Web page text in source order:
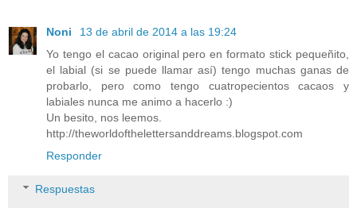
Noni
13 de abril de 2014 a las 19:24
Yo tengo el cacao original pero en formato stick pequeñito,
el labial (si se puede llamar así) tengo muchas ganas de
probarlo, pero como tengo cuatropecientos cacaos y
labiales nunca me animo a hacerlo :)
Un besito, nos leemos.
http://theworldofthelettersanddreams.blogspot.com
Responder
Respuestas